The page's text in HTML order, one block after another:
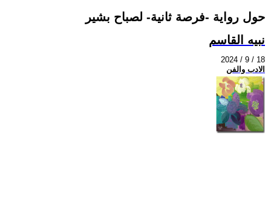
حول رواية -فرصة ثانية- لصباح بشير
نبيه القاسم
2024 / 9 / 18
الادب والفن